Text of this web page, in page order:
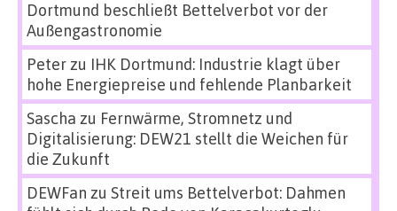
Dortmund beschließt Bettelverbot vor der
Außengastronomie
Peterzu IHK Dortmund: Industrie klagt über
hohe Energiepreise und fehlende Planbarkeit
Sascha zu Fernwärme, Stromnetz und
Digitalisierung: DEW21 stellt die Weichen für
die Zukunft
DEWFan zu Streit ums Bettelverbot: Dahmen